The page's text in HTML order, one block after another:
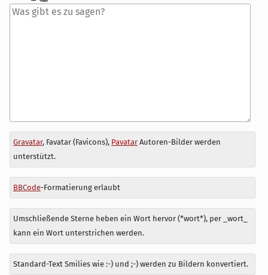
Antwort
zu
Gravatar, Favatar (Favicons), PavatarAutoren-Bilder werden
unterstützt.
BBCode-Formatierung erlaubt
Umschließende Sterne heben ein Wort hervor (*wort*), per _wort_
kann ein Wort unterstrichen werden.
Standard-Text Smilies wie :-) und ;-) werden zu Bildern konvertiert.